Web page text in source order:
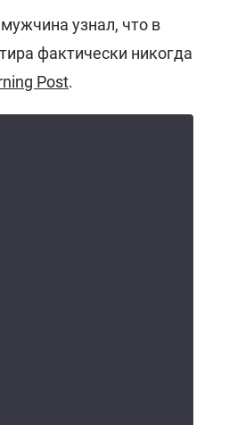
узнал, что в
фактически никогда
Post.